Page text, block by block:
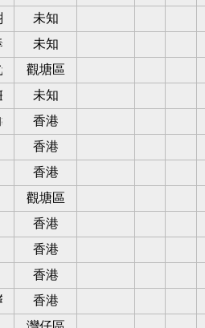
私補，對教學抱有熱誠，會提
未知
,擁有5年補習經驗.已打2針
未知
觀塘區
、守時、有交帶.
未知
科書訂製
香港
香港
香港
觀塘區
香港
香港
香港
香港